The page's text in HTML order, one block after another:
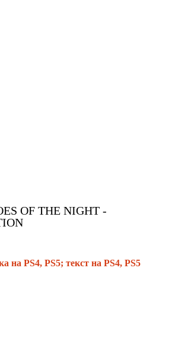
OF THE NIGHT -
на PS4, PS5; текст на PS4, PS5